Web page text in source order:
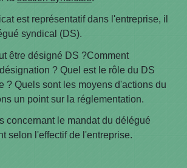
est représentatif dans l'entreprise, il
syndical (DS).
être désigné DS ?Comment
? Quel est le rôle du DS
? Quels sont les moyens d'actions du
un point sur la réglementation.
concernant le mandat du délégué
selon l'effectif de l'entreprise.